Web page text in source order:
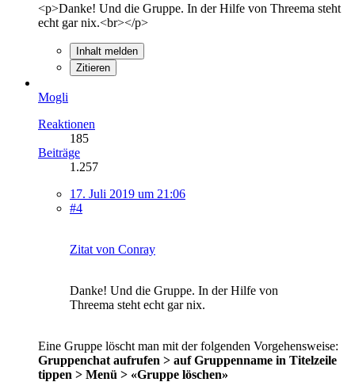
<p>Danke! Und die Gruppe. In der Hilfe von Threema steht
echt gar nix.<br></p>
Inhalt melden
Zitieren
Mogli
Reaktionen
185
Beiträge
1.257
17. Juli 2019 um 21:06
#4
Zitat von Conray
Danke! Und die Gruppe. In der Hilfe von
Threema steht echt gar nix.
Eine Gruppe löscht man mit der folgenden Vorgehensweise:
Gruppenchat aufrufen > auf Gruppenname in Titelzeile
tippen > Menü > «Gruppe löschen»